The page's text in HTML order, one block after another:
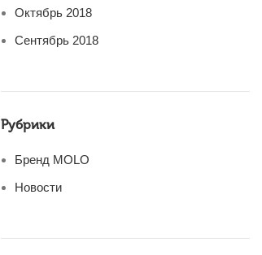
Октябрь 2018
Сентябрь 2018
Рубрики
Бренд MOLO
Новости